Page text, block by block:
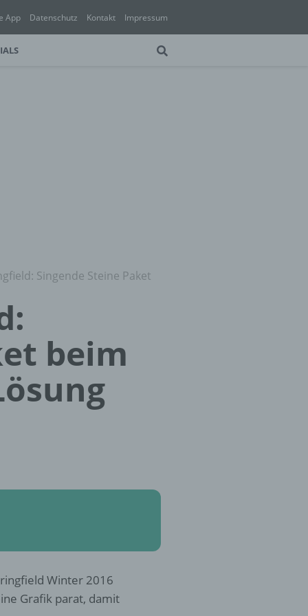
App Datenschutz Kontakt Impressum
Singende Steine Paket
beim
Winter 2016
Grafik parat, damit